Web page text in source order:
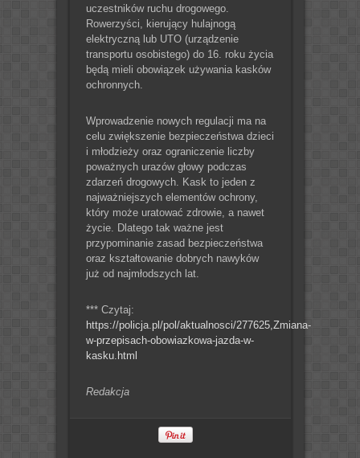
uczestników ruchu drogowego.
Rowerzyści, kierujący hulajnogą
elektryczną lub UTO (urządzenie
transportu osobistego) do 16. roku życia
będą mieli obowiązek używania kasków
ochronnych.
Wprowadzenie nowych regulacji ma na
celu zwiększenie bezpieczeństwa dzieci
i młodzieży oraz ograniczenie liczby
poważnych urazów głowy podczas
zdarzeń drogowych. Kask to jeden z
najważniejszych elementów ochrony,
który może uratować zdrowie, a nawet
życie. Dlatego tak ważne jest
przypominanie zasad bezpieczeństwa
oraz kształtowanie dobrych nawyków
już od najmłodszych lat.
*** Czytaj:
https://policja.pl/pol/aktualnosci/277625,Zmiana-
w-przepisach-obowiazkowa-jazda-w-
kasku.html
Redakcja